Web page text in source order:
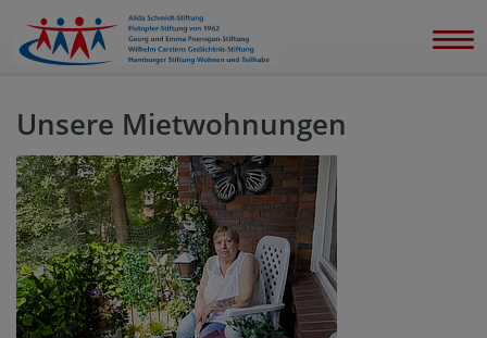
Unsere Mietwohnungen